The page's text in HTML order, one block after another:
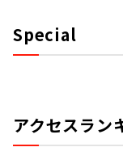
Special
アクセスラン